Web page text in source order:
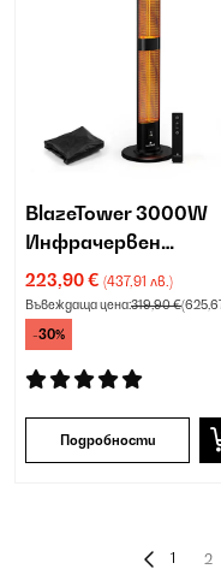
BlazeTower 3000W
Инфрачервен
нагревател черен
223,90 € (437,91 лв.)
Въвеждаща цена:319,90 €
-30%
Подробности
1 2